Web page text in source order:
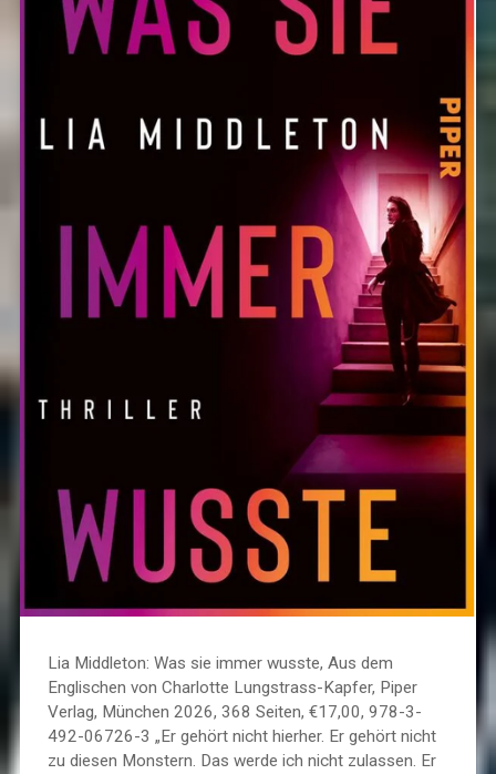
Lia Middleton: Was sie immer wusste, Aus dem
Englischen von Charlotte Lungstrass-Kapfer, Piper
Verlag, München 2026, 368 Seiten, €17,00, 978-3-
492-06726-3 „Er gehört nicht hierher. Er gehört nicht
zu diesen Monstern. Das werde ich nicht zulassen. Er